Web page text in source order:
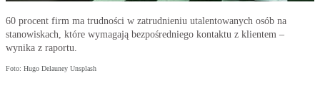
60 procent firm ma trudności w zatrudnieniu utalentowanych osób na
stanowiskach, które wymagają bezpośredniego kontaktu z klientem –
wynika z raportu.
Foto: Hugo Delauney Unsplash